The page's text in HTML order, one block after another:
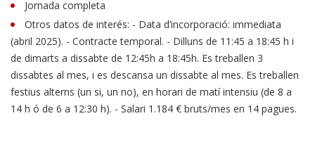
Jornada completa
Otros datos de interés: - Data d’incorporació: immediata
(abril 2025). - Contracte temporal. - Dilluns de 11:45 a 18:45 h i
de dimarts a dissabte de 12:45h a 18:45h. Es treballen 3
dissabtes al mes, i es descansa un dissabte al mes. Es treballen
festius alterns (un si, un no), en horari de matí intensiu (de 8 a
14 h ó de 6 a 12:30 h). - Salari 1.184 € bruts/mes en 14 pagues.